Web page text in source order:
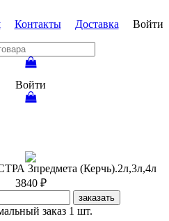
Контакты Доставка Войти
Войти
3предмета (Керчь).2л,3л,4л
3840 ₽
заказать
заказ 1 шт.